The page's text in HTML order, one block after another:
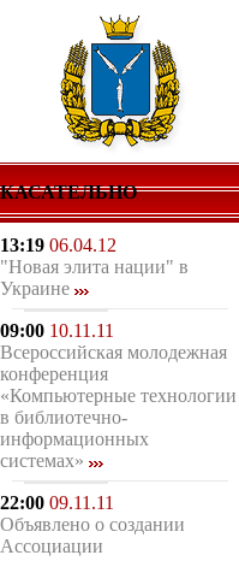
КАСАТЕЛЬНО
13:19 06.04.12
"Новая элита нации" в
Украине
09:00 10.11.11
Всероссийская молодежная
конференция
«Компьютерные технологии
в библиотечно-
информационных
системах»
22:00 09.11.11
Объявлено о создании
Ассоциации